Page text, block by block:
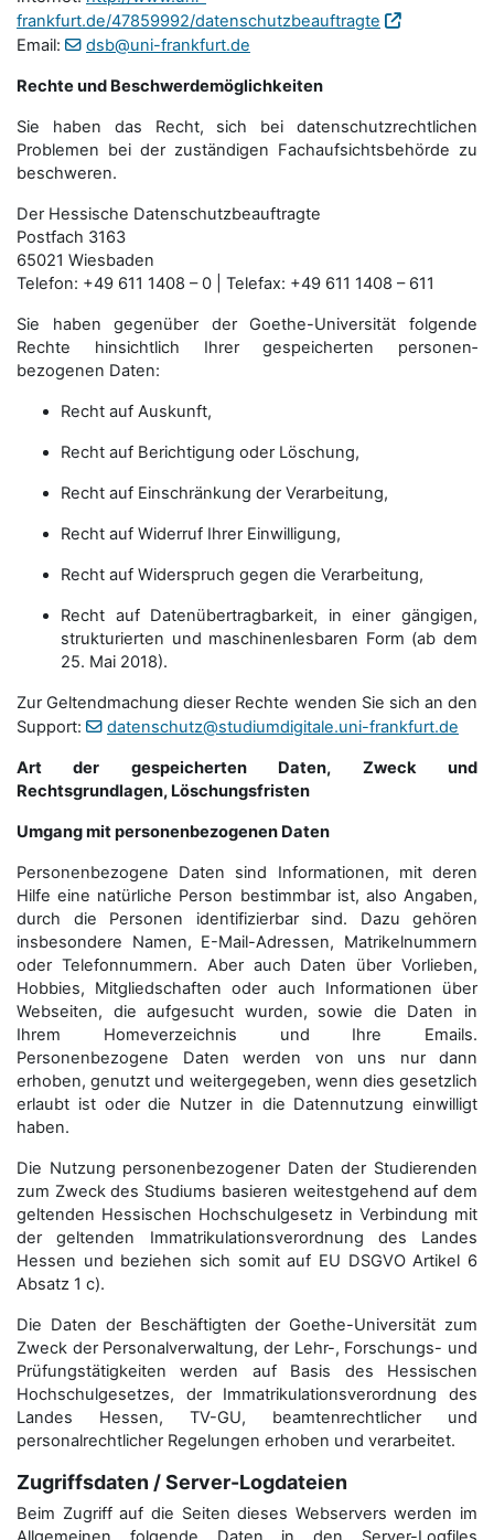
frankfurt.de/47859992/datenschutzbeauftragte
Email:
dsb@uni-frankfurt.de
Rechte und Beschwerdemöglichkeiten
Sie haben das Recht, sich bei datenschutzrechtlichen
Problemen bei der zuständigen Fachauf­sichts­behörde zu
beschweren.
Der Hessische Datenschutzbeauftragte
Postfach 3163
65021 Wiesbaden
Telefon: +49 611 1408 – 0 | Telefax: +49 611 1408 – 611
Sie haben gegenüber der Goethe-Universität folgende
Rechte hinsichtlich Ihrer gespeicherten personen­
bezogenen Daten:
Recht auf Auskunft,
Recht auf Berichtigung oder Löschung,
Recht auf Einschränkung der Verarbeitung,
Recht auf Widerruf Ihrer Einwilligung,
Recht auf Widerspruch gegen die Verarbeitung,
Recht auf Datenübertragbarkeit, in einer gängigen,
strukturierten und maschinenlesbaren Form (ab dem
25. Mai 2018).
Zur Geltendmachung dieser Rechte wenden Sie sich an den
Support:
datenschutz@studiumdigitale.uni-frankfurt.de
Art der gespeicherten Daten, Zweck und
Rechtsgrundlagen, Löschungsfristen
Umgang mit personenbezogenen Daten
Personenbezogene Daten sind Informationen, mit deren
Hilfe eine natürliche Person bestimmbar ist, also Angaben,
durch die Personen identifizierbar sind. Dazu gehören
insbesondere Namen, E-Mail-Adressen, Matrikelnummern
oder Telefonnummern. Aber auch Daten über Vorlieben,
Hobbies, Mitgliedschaften oder auch Informationen über
Webseiten, die aufgesucht wurden, sowie die Daten in
Ihrem Homeverzeichnis und Ihre Emails.
Personenbezogene Daten werden von uns nur dann
erhoben, genutzt und weitergegeben, wenn dies gesetzlich
erlaubt ist oder die Nutzer in die Datennutzung einwilligt
haben.
Die Nutzung personenbezogener Daten der Studierenden
zum Zweck des Studiums basieren weitestgehend auf dem
geltenden Hessischen Hochschulgesetz in Verbindung mit
der geltenden Immatrikulationsverordnung des Landes
Hessen und beziehen sich somit auf EU DSGVO Artikel 6
Absatz 1 c).
Die Daten der Beschäftigten der Goethe-Universität zum
Zweck der Personal­verwaltung, der Lehr-, Forschungs- und
Prüfungstätigkeiten werden auf Basis des Hessischen
Hochschulgesetzes, der Immatrikulations­verordnung des
Landes Hessen, TV-GU, beamtenrechtlicher und
personalrechtlicher Regelungen erhoben und verarbeitet.
Zugriffsdaten / Server-Logdateien
Beim Zugriff auf die Seiten dieses Webservers werden im